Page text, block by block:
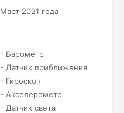
Март 2021 года
- Барометр
- Датчик приближения
- Гироскоп
- Акселерометр
- Датчик света